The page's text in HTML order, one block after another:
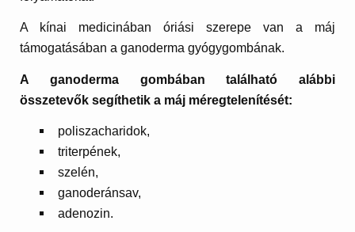
A kínai medicinában óriási szerepe van a máj
támogatásában a ganoderma gyógygombának.
A ganoderma gombában található alábbi
összetevők segíthetik a máj méregtelenítését:
poliszacharidok,
triterpének,
szelén,
ganoderánsav,
adenozin.